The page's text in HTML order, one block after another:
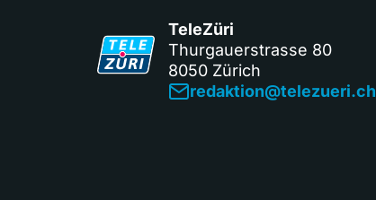
TeleZüri
Thurgauerstrasse 80
8050 Zürich
redaktion@telezueri.ch